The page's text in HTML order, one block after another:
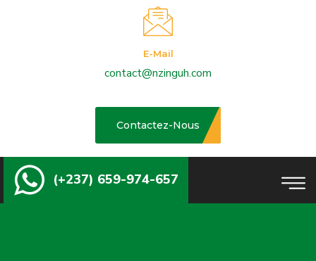
E-Mail
contact@nzinguh.com
Contactez-Nous
(+237) 659-974-657